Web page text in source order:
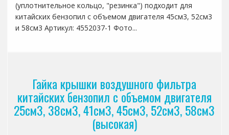
(уплотнительное кольцо, "резинка") подходит для
китайских бензопил с объемом двигателя 45см3, 52см3
и 58см3 Артикул: 4552037-1 Фото...
Гайка крышки воздушного фильтра
китайских бензопил с объемом двигателя
25см3, 38см3, 41см3, 45см3, 52см3, 58см3
(высокая)